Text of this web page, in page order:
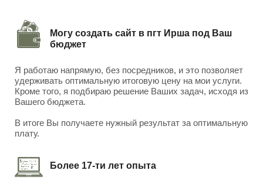
Могу создать сайт в пгт Ирша под Ваш
бюджет
Я работаю напрямую, без посредников, и это позволяет
удерживать оптимальную итоговую цену на мои услуги.
Кроме того, я подбираю решение Ваших задач, исходя из
Вашего бюджета.
В итоге Вы получаете нужный результат за оптимальную
плату.
Более 17-ти лет опыта